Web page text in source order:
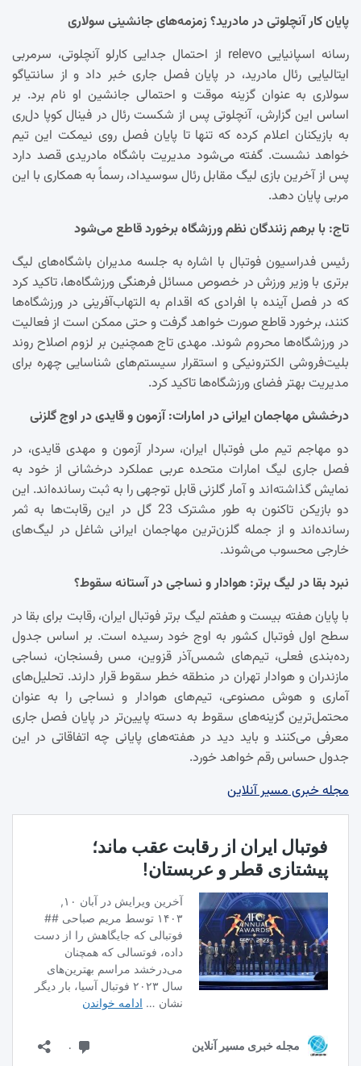
پایان کار آنچلوتی در مادرید؟ زمزمه‌های جانشینی سولاری
رسانه اسپانیایی relevo از احتمال جدایی کارلو آنچلوتی، سرمربی
ایتالیایی رئال مادرید، در پایان فصل جاری خبر داد و از سانتیاگو
سولاری به عنوان گزینه موقت و احتمالی جانشین او نام برد. بر
اساس این گزارش، آنچلوتی پس از شکست رئال در فینال کوپا دل‌ری
به بازیکنان اعلام کرده که تنها تا پایان فصل روی نیمکت این تیم
خواهد نشست. گفته می‌شود مدیریت باشگاه مادریدی قصد دارد
پس از آخرین بازی لیگ مقابل رئال سوسیداد، رسماً به همکاری با این
مربی پایان دهد.
تاج: با برهم زنندگان نظم ورزشگاه برخورد قاطع می‌شود
رئیس فدراسیون فوتبال با اشاره به جلسه مدیران باشگاه‌های لیگ
برتری با وزیر ورزش در خصوص مسائل فرهنگی ورزشگاه‌ها، تاکید کرد
که در فصل آینده با افرادی که اقدام به التهاب‌آفرینی در ورزشگاه‌ها
کنند، برخورد قاطع صورت خواهد گرفت و حتی ممکن است از فعالیت
در ورزشگاه‌ها محروم شوند. مهدی تاج همچنین بر لزوم اصلاح روند
بلیت‌فروشی الکترونیکی و استقرار سیستم‌های شناسایی چهره برای
مدیریت بهتر فضای ورزشگاه‌ها تاکید کرد.
درخشش مهاجمان ایرانی در امارات: آزمون و قایدی در اوج گلزنی
دو مهاجم تیم ملی فوتبال ایران، سردار آزمون و مهدی قایدی، در
فصل جاری لیگ امارات متحده عربی عملکرد درخشانی از خود به
نمایش گذاشته‌اند و آمار گلزنی قابل توجهی را به ثبت رسانده‌اند. این
دو بازیکن تاکنون به طور مشترک 23 گل در این رقابت‌ها به ثمر
رسانده‌اند و از جمله گلزن‌ترین مهاجمان ایرانی شاغل در لیگ‌های
خارجی محسوب می‌شوند.
نبرد بقا در لیگ برتر: هوادار و نساجی در آستانه سقوط؟
با پایان هفته بیست و هفتم لیگ برتر فوتبال ایران، رقابت برای بقا در
سطح اول فوتبال کشور به اوج خود رسیده است. بر اساس جدول
رده‌بندی فعلی، تیم‌های شمس‌آذر قزوین، مس رفسنجان، نساجی
مازندران و هوادار تهران در منطقه خطر سقوط قرار دارند. تحلیل‌های
آماری و هوش مصنوعی، تیم‌های هوادار و نساجی را به عنوان
محتمل‌ترین گزینه‌های سقوط به دسته پایین‌تر در پایان فصل جاری
معرفی می‌کنند و باید دید در هفته‌های پایانی چه اتفاقاتی در این
جدول حساس رقم خواهد خورد.
مجله خبری مسیر آنلاین